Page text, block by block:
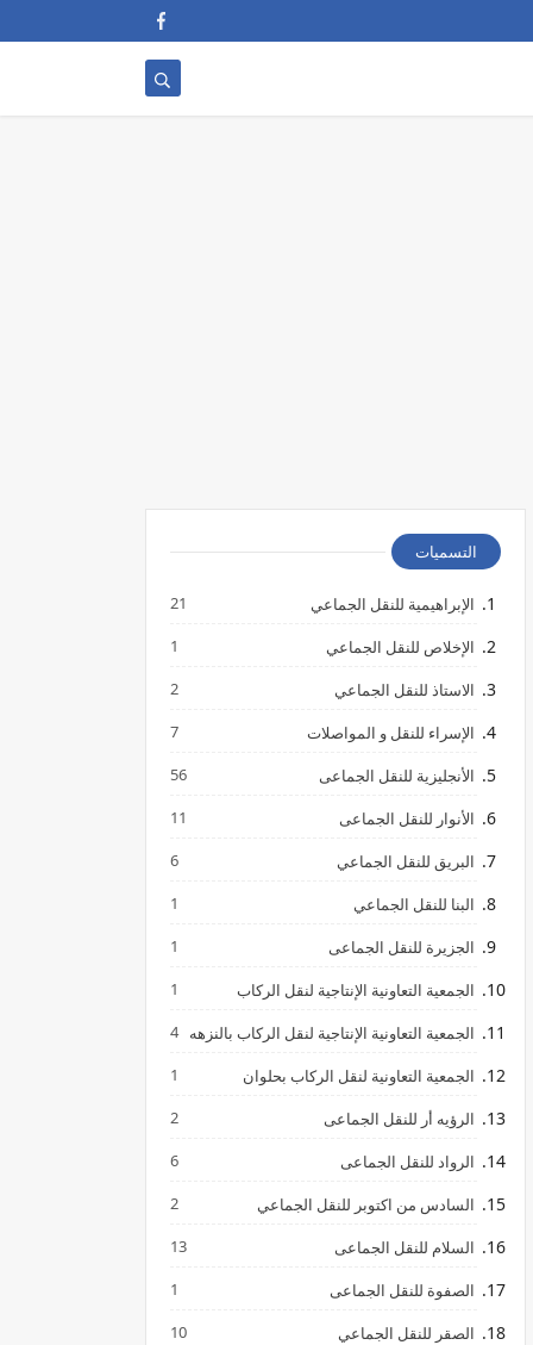
التسميات
الإبراهيمية للنقل الجماعي 21
الإخلاص للنقل الجماعي 1
الاستاذ للنقل الجماعي 2
الإسراء للنقل و المواصلات 7
الأنجليزية للنقل الجماعى 56
الأنوار للنقل الجماعى 11
البريق للنقل الجماعي 6
البنا للنقل الجماعي 1
الجزيرة للنقل الجماعى 1
الجمعية التعاونية الإنتاجية لنقل الركاب 1
الجمعية التعاونية الإنتاجية لنقل الركاب بالنزهه 4
الجمعية التعاونية لنقل الركاب بحلوان 1
الرؤيه أر للنقل الجماعى 2
الرواد للنقل الجماعى 6
السادس من اكتوبر للنقل الجماعي 2
السلام للنقل الجماعى 13
الصفوة للنقل الجماعى 1
الصقر للنقل الجماعي 10